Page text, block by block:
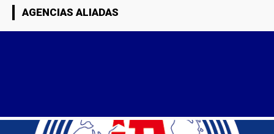
AGENCIAS ALIADAS